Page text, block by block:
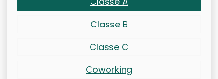
Classe B
Classe C
Coworking